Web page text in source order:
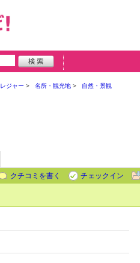
レジャー 名所・観光地 自然・景観
クチコミを書く
チェックイン